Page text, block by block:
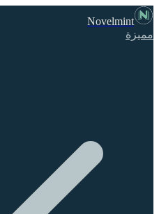
Novelmint
مميزة